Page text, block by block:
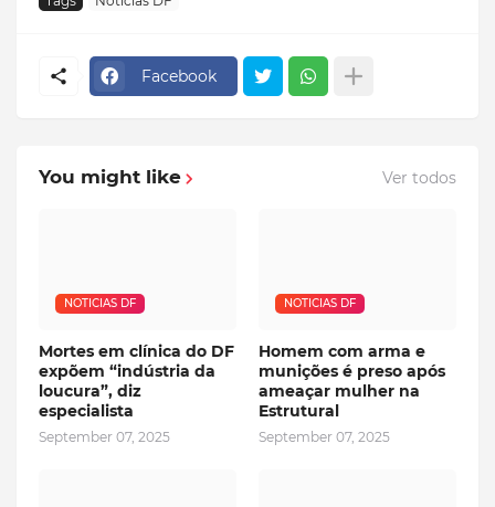
Facebook
You might like Ver todos
NOTICIAS DF
Mortes em clínica do DF
expõem “indústria da
loucura”, diz
especialista
September 07, 2025
NOTICIAS DF
Homem com arma e
munições é preso após
ameaçar mulher na
Estrutural
September 07, 2025